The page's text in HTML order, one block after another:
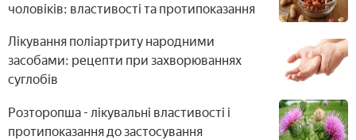
чоловіків: властивості та протипоказання
Лікування поліартриту народними
засобами: рецепти при захворюваннях
суглобів
Розторопша - лікувальні властивості і
протипоказання до застосування